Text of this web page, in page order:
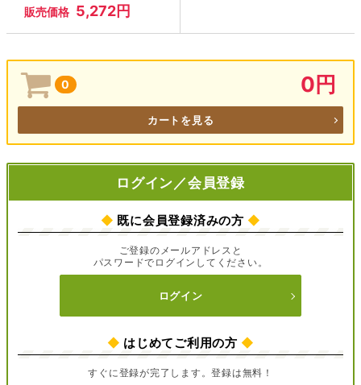
販売価格 5,272円
0 0円
カートを見る
ログイン／会員登録
◆ 既に会員登録済みの方 ◆
ご登録のメールアドレスと
パスワードでログインしてください。
ログイン
◆ はじめてご利用の方 ◆
すぐに登録が完了します。登録は無料！